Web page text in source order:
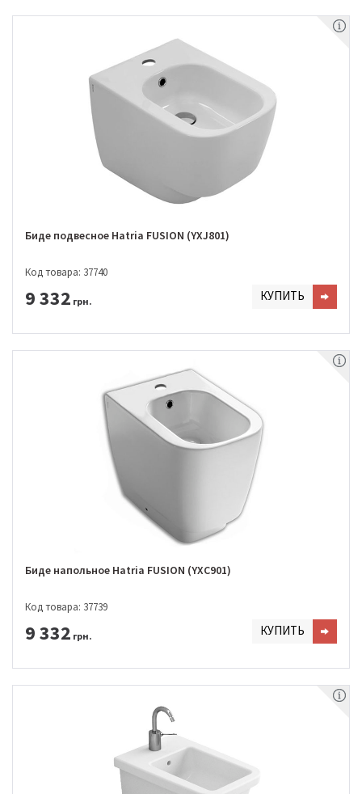
Биде подвесное Hatria FUSION (YXJ801)
Код товара: 37740
9 332 грн. КУПИТЬ
Биде напольное Hatria FUSION (YXC901)
Код товара: 37739
9 332 грн. КУПИТЬ